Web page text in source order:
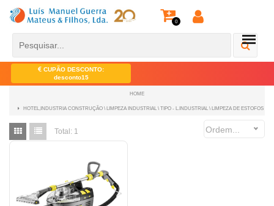
0
CUPÃO DESCONTO:
desconto15
HOME
HOTEL,INDUSTRIA CONSTRUÇÃO \ LIMPEZA INDUSTRIAL \ TIPO - L.INDUSTRIAL \ LIMPEZA DE ESTOFOS
Total: 1 Ordem...